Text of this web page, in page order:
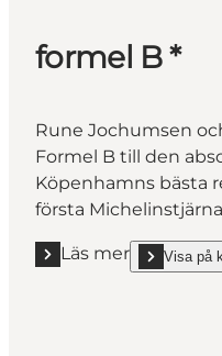
formel B *
Rune Jochumsen
Formel B till den
Köpenhamns bästa
första Michelinstjärna
Läs mer
Läs mer "formel B *"
Visa på
show formel